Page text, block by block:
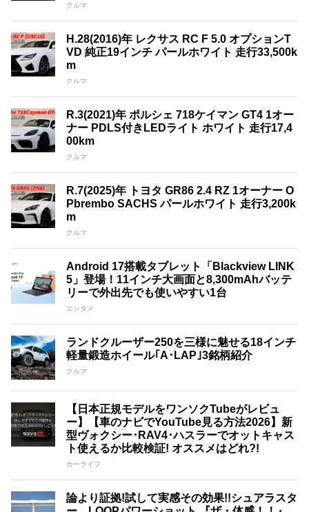
クルマ
H.28(2016)年 レクサス RC F 5.0 オプションT
VD 純正19インチ パールホワイト 走行33,500k
m
クルマ
R.3(2021)年 ポルシェ 718ケイマン GT4 1オー
ナー PDLS付きLEDライト ホワイト 走行17,4
00km
クルマ
R.7(2025)年 トヨタ GR86 2.4 RZ 1オーナー O
Pbrembo SACHS パールホワイト 走行3,200k
m
クルマ
Android 17搭載タブレット「Blackview LINK
5」登場！11インチ大画面と8,300mAhバッテ
リーで外出先でも使いやすい1台
エンタメ
ランドクルーザー250を三様に魅せる18インチ
軽量鍛造ホイール｢A･LAP｣3銘柄紹介
クルマ
【日本正規モデルをワンソクTubeがレビュ
ー】【車のナビでYouTube見る方法2026】新
型ヴォクシー･RAV4･ハスラーでオットキャス
ト使えるか比較検証! オススメはどれ?!
カーライフ
論より証拠!試して実感その効果!!シュアラスタ